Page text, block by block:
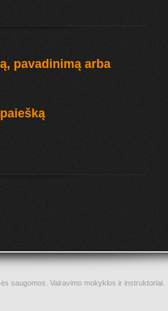
pavadinimą arba
saugomos. Vairavimo mokyklos ir instruktoriai.